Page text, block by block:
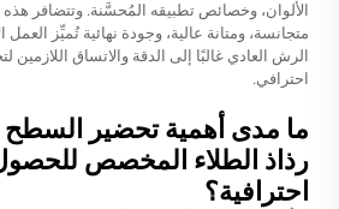
الألوان، وخصائص تطبيقه المُحسَّنة. وتتضافر هذه
متجانسة، ومتانة عالية، وجودة نهائية تُميِّز العمل
الرش العادي غالبًا إلى الدقة والاتساق
احترافي.
ما مدى أهمية تحضير السطح
رذاذ الطلاء المخصص
احترافية؟